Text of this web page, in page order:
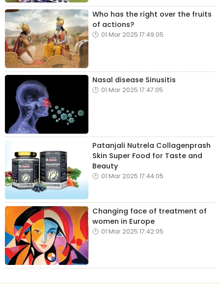
Who has the right over the fruits
of actions?
01 Mar 2025 17:49:05
Nasal disease Sinusitis
01 Mar 2025 17:47:05
Patanjali Nutrela Collagenprash
Skin Super Food for Taste and
Beauty
01 Mar 2025 17:44:05
Changing face of treatment of
women in Europe
01 Mar 2025 17:42:05